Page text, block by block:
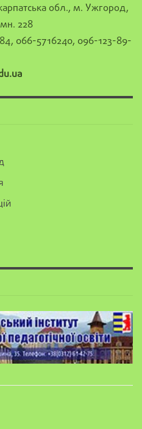
обл., м. Ужгород,
228
066-5716240, 096-123-89-